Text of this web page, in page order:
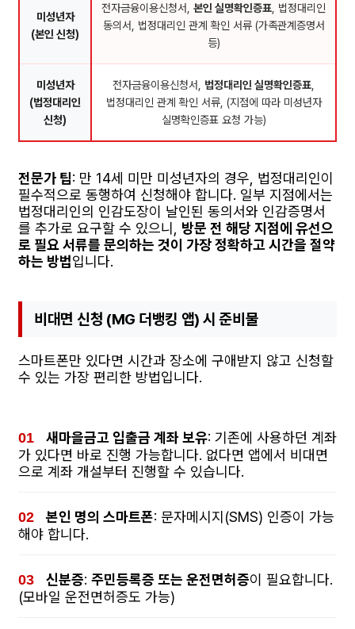
미성년자
(본인 신청)
전자금융이용신청서, 본인 실명확인증표 , 법정대리인
동의서, 법정대리인 관계 확인 서류 (가족관계증명서
등)
미성년자
(법정대리인
신청)
전자금융이용신청서, 법정대리인 실명확인증표
법정대리인 관계 확인 서류, (지점에 따라 미성년자
실명확인증표 요청 가능)
전문가 팁: 만 14세 미만 미성년자의 경우, 법정대리인이
필수적으로 동행하여 신청해야 합니다. 일부 지점에서는
법정대리인의 인감도장이 날인된 동의서와 인감증명서
를 추가로 요구할 수 있으니, 방문 전 해당 지점에 유선으
로 필요 서류를 문의하는 것이 가장 정확하고 시간을 절약
하는 방법입니다.
비대면 신청 (MG 더뱅킹 앱) 시 준비물
스마트폰만 있다면 시간과 장소에 구애받지 않고 신청할
수 있는 가장 편리한 방법입니다.
새마을금고 입출금 계좌 보유: 기존에 사용하던 계좌
가 있다면 바로 진행 가능합니다. 없다면 앱에서 비대면
으로 계좌 개설부터 진행할 수 있습니다.
본인 명의 스마트폰: 문자메시지(SMS) 인증이 가능
해야 합니다.
신분증: 주민등록증 또는 운전면허증이 필요합니다.
(모바일 운전면허증도 가능)